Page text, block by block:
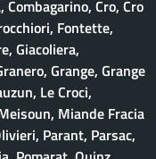
Cro, Cro
Fontette,
Giacoliera,
Grange, Grange
Le Croci,
Miande Fracia
Parant, Parsac,